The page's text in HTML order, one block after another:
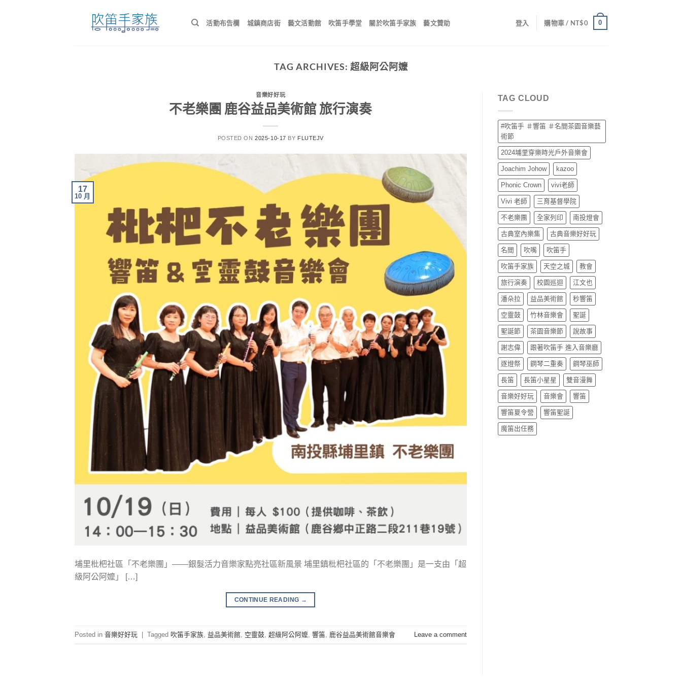
活動布告欄 城鎮商店街 藝文活動館 吹笛手學堂 關於吹笛手家族 藝文贊助 登入 購物車 / NT$0 0
TAG ARCHIVES: 超級阿公阿嬤
音樂好好玩
不老樂團 鹿谷益品美術館 旅行演奏
POSTED ON2025-10-17 BY FLUTEJV
17
10 月
埔里枇杷社區「不老樂團」——銀髮活力音樂家點亮社區新風景 埔里鎮枇杷社區的「不老樂團」是一支由「超
級阿公阿嬤」 […]
CONTINUE READING →
Posted in 音樂好好玩 | Tagged 吹笛手家族 益品美術館 空靈鼓 超級阿公阿嬤 響笛 鹿谷益品美術館音樂會 Leave a comment
TAG CLOUD
#吹笛手 ＃響笛 ＃名間茶園音樂藝
術節
2024埔里穿樂時光戶外音樂會
Joachim Johow kazoo
Phonic Crown vivi老師
Vivi 老師 三育基督學院
不老樂團 全家列印 南投燈會
古典室內樂集 古典音樂好好玩
名間 吹嘴 吹笛手
吹笛手家族 天空之城 教會
旅行演奏 校園巡迴 江文也
潘朵拉 益品美術館 秒響笛
空靈鼓 竹林音樂會 聖誕
聖誕節 茶園音樂節 說故事
謝志偉 跟著吹笛手 進入音樂廳
逐燈祭 鋼琴二重奏 鋼琴巫師
長笛 長笛小星星 雙音漫舞
音樂好好玩 音樂會 響笛
響笛夏令營 響笛聖誕
魔笛出任務